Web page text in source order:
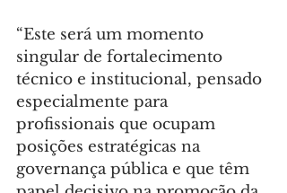
“Este será um momento
singular de fortalecimento
técnico e institucional, pensado
especialmente para
profissionais que ocupam
posições estratégicas na
governança pública e que têm